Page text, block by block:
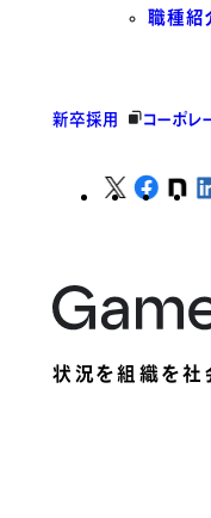
職種紹
新卒採用 コーポレ
状況を組織を社